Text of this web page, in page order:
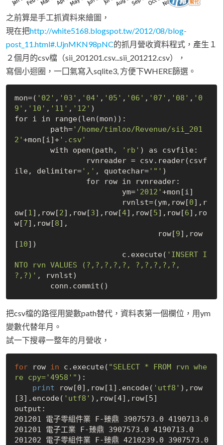
之前算是手工抓資料來繪圖，
現在把http://white5168.blogspot.tw/2012/08/blog-
post_11.html#.UjnMKN98pNC的抓月營收資料程式，產生１
２個月的csv檔（sii_201201.csv...sii_201212.csv），
寫個小迴圈，一囗氣寫入sqlite3, 方便下WHERE篩選。
mon=( '02' , '03' , '04' , '05' , '06' , '07' , '08' , '0
9' , '10' , '11' , '12' )
for i in range(len(mon)):
	path=
'/home/timloo/Revenue/sii_201
2' +mon[i]+'.csv'
	with open(path,
'rb' ) as csvfile:
ile, delimiter=',' , quotechar='"' )
			ym=
'2012' +mon[i]
	        	rvnlst=(ym,row[
0],r
ow[1],row[2],row[3],row[4],row[5],row[6],ro
w[7],row[8],
	        		row[
9],row
[10])
	        	c.execute(
'INSERT I
NTO rvn VALUES (?,?,?,?,?, ?,?,?,?,?,
?,?)' , rvnlst)
把csv檔的路徑用變數path替代，資料表第一個欄位，用ym
變數代替年月。
試一下搜尋一整年的月營收，
for row in c.execute( "SELECT * FROM rvn whe
re cpy='4958'" ):
print row[0],row[1].encode( 'utf8' ),row
[3].encode( 'utf8' ),row[4],row[5]
output:
201201 電子零組件業 F-臻鼎 3907573.0 4190713.0
201201 電子工業 F-臻鼎 3907573.0 4190713.0
201202 電子零組件業 F-臻鼎 4210239.0 3907573.0